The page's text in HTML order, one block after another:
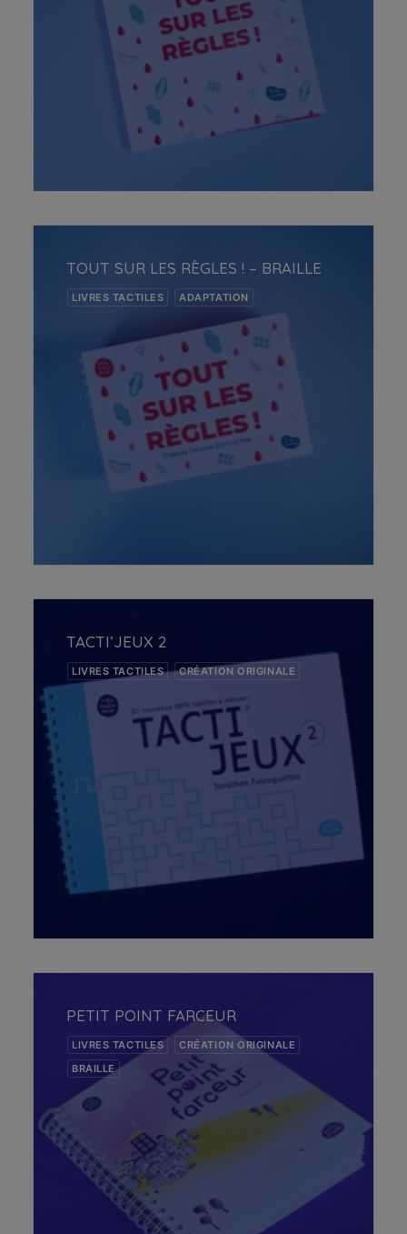
TOUT SUR LES RÈGLES ! – BRAILLE
LIVRES TACTILES ADAPTATION
TACTI’JEUX 2
LIVRES TACTILES CRÉATION ORIGINALE
PETIT POINT FARCEUR
LIVRES TACTILES
CRÉATION ORIGINALE
BRAILLE